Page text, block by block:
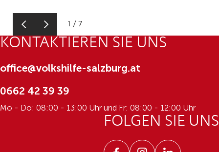
1 / 7
KONTAKTIEREN SIE UNS
office@volkshilfe-salzburg.at
0662 42 39 39
Mo - Do: 08:00 - 13:00 Uhr und Fr: 08:00 - 12:00 Uhr
FOLGEN SIE UNS